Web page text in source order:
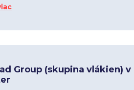
Group (skupina vlákien) v